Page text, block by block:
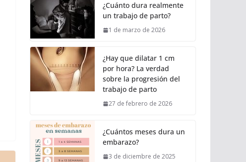
¿Cuánto dura realmente
un trabajo de parto?
1 de marzo de 2026
¿Hay que dilatar 1 cm
por hora? La verdad
sobre la progresión del
trabajo de parto
27 de febrero de 2026
¿Cuántos meses dura un
embarazo?
3 de diciembre de 2025